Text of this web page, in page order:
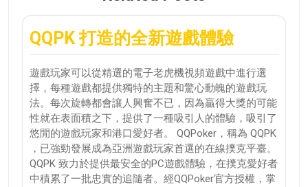
QQPK 打造的全新遊戲體驗
遊戲玩家可以從精選的電子老虎機視頻遊戲中進行選
擇，每種遊戲都提供獨特的主題和驚心動魄的遊戲玩
法。每次旋轉都會讓人興奮不已，因為贏得大獎的可能
性就在表面積之下，提供了一種吸引人的體驗，吸引了
悠閒的遊戲玩家和港口愛好者。 QQPoker，稱為 QQPK
，已強勁發展成為亞洲遊戲玩家首選的在線撲克平臺。
QQPK 致力於提供最安全的PC遊戲體驗，在撲克愛好者
中積累了一批忠實的追隨者。經QQPoker官方授權，掌